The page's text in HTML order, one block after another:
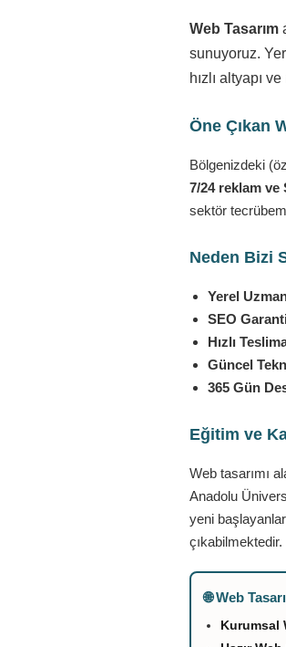
Web Tasarım
sunuyoruz.
hızlı altyapı
Öne Çıkan
Bölgenizdeki
7/24 reklam ve
sektör
Neden Bizi
Yerel
SEO
Hızlı
Güncel
365 Gün
Eğitim ve
Web tasarımı
Anadolu
yeni
çıkabilmektedir.
🌐 Web
Kurumsal